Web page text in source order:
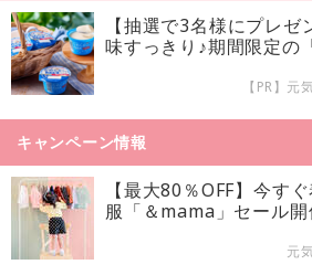
【抽選で3名様にプレ
味すっきり♪期間限定の
【PR】元
キャンペーン情報
【最大80％OFF】今す
服「＆mama」セール開
元